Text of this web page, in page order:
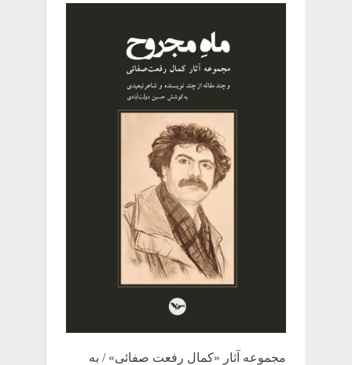
مجموعه آثار «کمال رفعت صفائی» / به